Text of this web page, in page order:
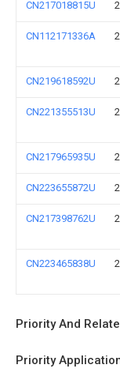
CN217018815U
CN112171336A
CN219618592U
CN221355513U
CN217965935U
CN223655872U
CN217398762U
CN223465838U
Priority And
Priority